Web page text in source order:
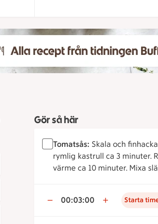
Gör så här
Tomatsås: Skala och
rymlig kastrull ca 3 minuter.
värme ca 10 minuter. Mixa
00:03:00 Starta